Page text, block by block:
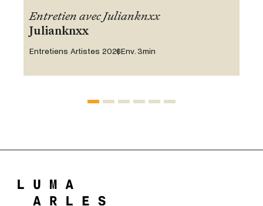
Entretien avec Julianknxx
Julianknxx
Entretiens Artistes 2026Env. 3min